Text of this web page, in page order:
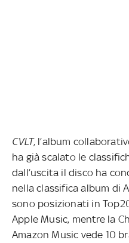
CVLT, l’album
ha già scalato le
dall’uscita il disco ha
nella classifica album di
sono posizionati in
Apple Music, mentre la
Amazon Music vede 10